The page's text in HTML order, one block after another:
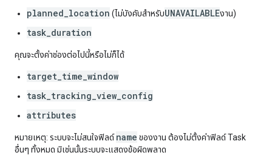
planned_location (ไม่บังคับสำหรับUNAVAILABLEงาน)
task_duration
คุณจะตั้งค่าช่องต่อไปนี้หรือไม่ก็ได้
target_time_window
task_tracking_view_config
attributes
หมายเหตุ: ระบบจะไม่สนใจฟิลด์name ของงาน ต้องไม่ตั้งค่าฟิลด์ Task
อื่นๆ ทั้งหมด มิเช่นนั้นระบบจะแสดงข้อผิดพลาด